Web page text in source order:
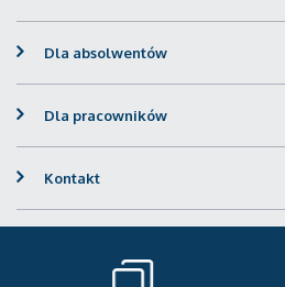
Dla absolwentów
Dla pracowników
Kontakt